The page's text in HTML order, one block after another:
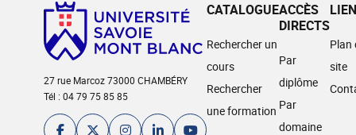
27 rue Marcoz 73000 CHAMBÉRY
Tél : 04 79 75 85 85
CATALOGUE
Rechercher un
cours
Rechercher
une formation
ACCÈS
DIRECTS
Par
diplôme
Par
domaine
Plan
site